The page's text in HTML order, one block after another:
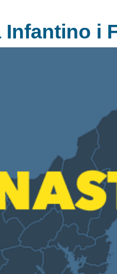
Infantino i